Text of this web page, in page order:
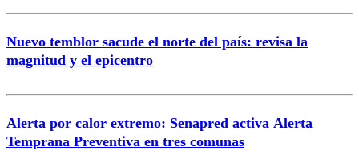
Nuevo temblor sacude el norte del país: revisa la
magnitud y el epicentro
Alerta por calor extremo: Senapred activa Alerta
Temprana Preventiva en tres comunas